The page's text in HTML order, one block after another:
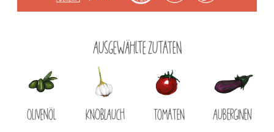
Ausgewählte Zutaten
Olivenöl Knoblauch Tomaten Auberginen